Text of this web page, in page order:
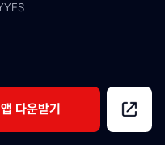
앱 다운받기